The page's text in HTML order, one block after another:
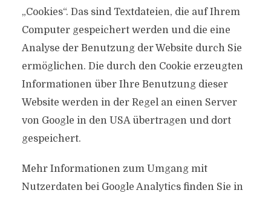
„Cookies“. Das sind Textdateien, die auf Ihrem
Computer gespeichert werden und die eine
Analyse der Benutzung der Website durch Sie
ermöglichen. Die durch den Cookie erzeugten
Informationen über Ihre Benutzung dieser
Website werden in der Regel an einen Server
von Google in den USA übertragen und dort
gespeichert.
Mehr Informationen zum Umgang mit
Nutzerdaten bei Google Analytics finden Sie in